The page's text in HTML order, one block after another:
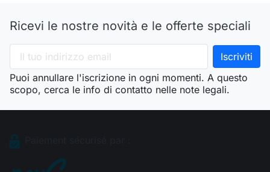
Ricevi le nostre novità e le offerte speciali
Puoi annullare l'iscrizione in ogni momenti. A questo
scopo, cerca le info di contatto nelle note legali.